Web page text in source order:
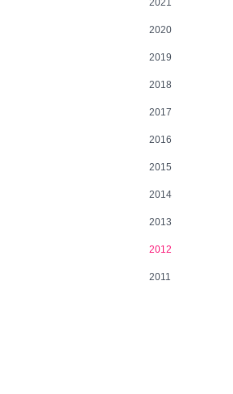
2021
2020
2019
2018
2017
2016
2015
2014
2013
2012
2011